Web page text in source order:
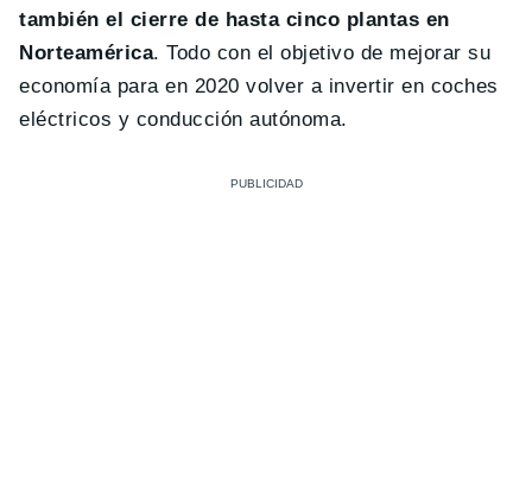
también el cierre de hasta cinco plantas en
Norteamérica. Todo con el objetivo de mejorar su
economía para en 2020 volver a invertir en coches
eléctricos y conducción autónoma.